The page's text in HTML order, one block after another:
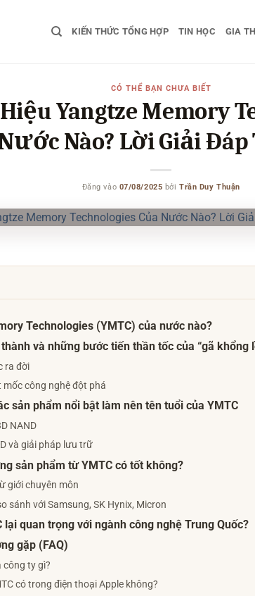
KIẾN THỨC TỔNG HỢP TIN HỌC GIA
CÓ THỂ BẠN CHƯA BIẾT
Yangtze Memory
Nào? Lời Giải Đáp
Đăng vào 07/08/2025 bởiTrần Duy Thuận
Technologies (YMTC) của nước nào?
và những bước tiến thần tốc của “gã khổng
ra đời
công nghệ đột phá
sản phẩm nổi bật làm nên tên tuổi của YMTC
NAND
và giải pháp lưu trữ
sản phẩm từ YMTC có tốt không?
giới chuyên môn
sánh với Samsung, SK Hynix, Micron
lại quan trọng với ngành công nghệ Trung Quốc?
gặp (FAQ)
công ty gì?
có trong điện thoại Apple không?